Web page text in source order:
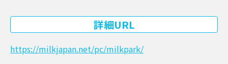
詳細URL
https://milkjapan.net/pc/milkpark/